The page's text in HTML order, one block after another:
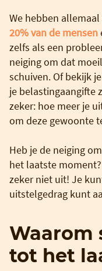
We hebben
20% van de mensen
zelfs als een
neiging om dat
schuiven. Of bekijk
je belastingaangifte
zeker: hoe meer je
om deze gewoonte
Heb je de neiging
het laatste
zeker niet uit! Je
uitstelgedrag kunt
Waarom
tot het